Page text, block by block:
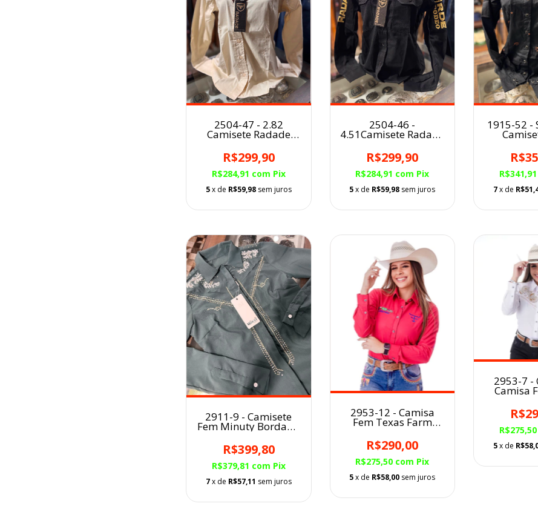
2504-47 - 2.82
Camisete Radade
R$299,90
R$284,91 com Pix
5x de R$59,98 sem juros
2504-46 -
4.51Camisete Radade
R$299,90
R$284,91 com Pix
5x de R$59,98 sem juros
1915-52 -
R$341,91
7x de
2911-9 - Camisete
Fem Minuty Bordada
AZUL
PETRÓLEO/VERDE
R$399,80
R$379,81 com Pix
7x de R$57,11 sem juros
2953-12 - Camisa
Fem Texas Farm
Vermelho/Logo Azul
R$290,00
R$275,50 com Pix
5x de R$58,00 sem juros
2953-7 -
Camisa
Longa
com
R$275,50
5x de